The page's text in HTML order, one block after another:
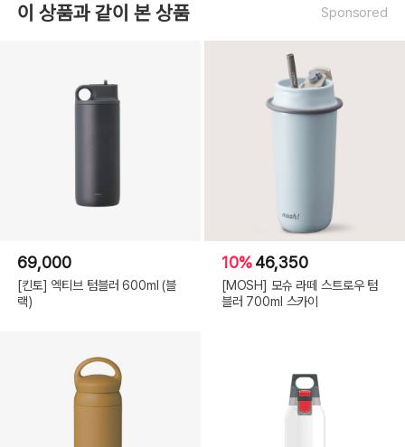
이 상품과 같이 본 상품 Sponsored
69,000
[킨토] 엑티브 텀블러 600ml (블
랙)
10%46,350
[MOSH] 모슈 라떼 스트로우 텀
블러 700ml 스카이